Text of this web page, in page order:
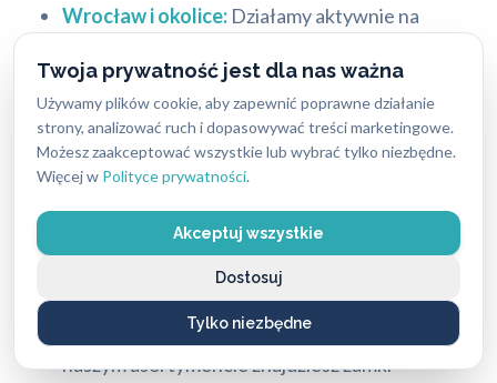
Twoja prywatność jest dla nas ważna
Używamy plików cookie, aby zapewnić poprawne działanie
strony, analizować ruch i dopasowywać treści marketingowe.
Możesz zaakceptować wszystkie lub wybrać tylko niezbędne.
Więcej w Polityce prywatności.
Akceptuj wszystkie
Tylko niezbędne
Dostosuj
Wrocław i okolice: Działamy aktywnie na
zapewniając szybki dojazd do klienta. Usługi
wykonujemy sprawnie i profesjonalnie. Nasz
wrocławski oddział znajduje się przy ul.
Traugutta 144.
Gwarancja i serwis pogwarancyjny:
Na nasze
usługi udzielamy gwarancji. Zapewniamy
również pełne wsparcie posprzedażowe.
Szeroki wybór zamków i systemów:
naszym asortymencie znajdziesz zamki